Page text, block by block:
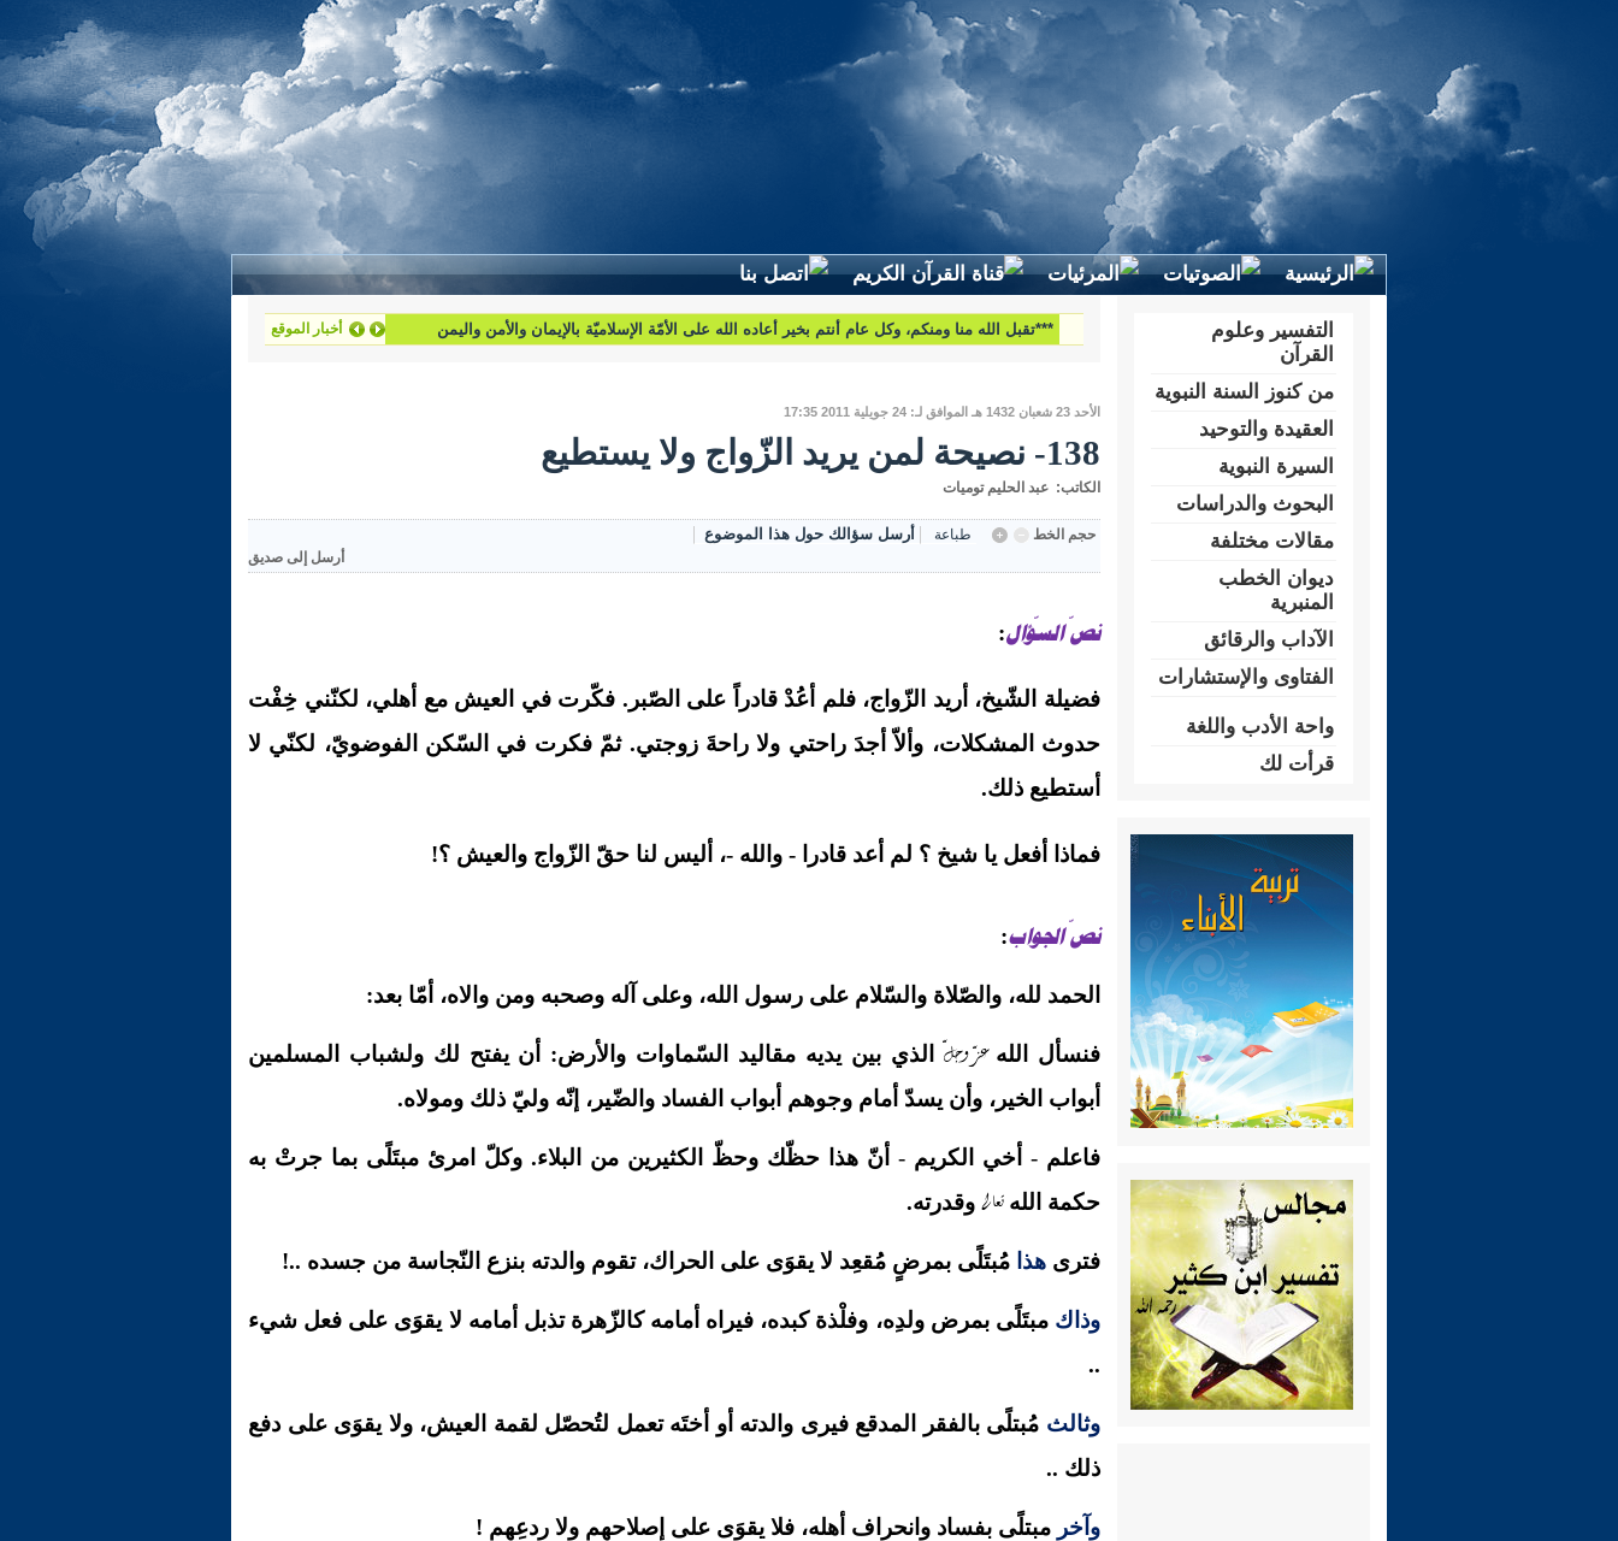
أخبار الموقع
***تقبل الله منا ومنكم، وكل عام أنتم بخير أعاده الله على الأمّة الإسلاميّة بالإيمان والأمن واليمن
لطرح استفساراتكم وأسئلتكم واقتراحاتكم اتّصلوا بنا على البريد التّالي:
الأحد 23 شعبان 1432 هـ الموافق لـ: 24 جويلية 2011 17:35
138- نصيحة لمن يريد الزّواج ولا يستطيع
الكاتب: عبد الحليم توميات
حجم الخط طباعة أرسل سؤالك حول هذا الموضوع
أرسل إلى صديق
نصّ السّؤال:
فضيلة الشّيخ، أريد الزّواج، فلم أعُدْ قادراً على الصّبر. فكّرت في العيش مع أهلي، لكنّني خِفْت
حدوث المشكلات، وألاّ أجدَ راحتي ولا راحةَ زوجتي. ثمّ فكرت في السّكن الفوضويّ، لكنّي لا
أستطيع ذلك.
فماذا أفعل يا شيخ ؟ لم أعد قادرا - والله -، أليس لنا حقّ الزّواج والعيش ؟!
نصّ الجواب:
الحمد لله، والصّلاة والسّلام على رسول الله، وعلى آله وصحبه ومن والاه، أمّا بعد:
فنسأل اللهعزّ وجلّ الذي بين يديه مقاليد السّماوات والأرض: أن يفتح لك ولشباب المسلمين
أبواب الخير، وأن يسدّ أمام وجوهم أبواب الفساد والضّير، إنّه وليّ ذلك ومولاه.
فاعلم - أخي الكريم - أنّ هذا حظّك وحظّ الكثيرين من البلاء. وكلّ امرئ مبتَلًى بما جرتْ به
حكمة اللهتعالى وقدرته.
فترى هذا مُبتَلًى بمرضٍ مُقعِد لا يقوَى على الحراك، تقوم والدته بنزع النّجاسة من جسده ..!
وذاك مبتَلًى بمرض ولدِه، وفلْذة كبده، فيراه أمامه كالزّهرة تذبل أمامه لا يقوَى على فعل شيء
..
وثالث مُبتلًى بالفقر المدقع فيرى والدته أو أختَه تعمل لتُحصّل لقمة العيش، ولا يقوَى على دفع
ذلك ..
وآخر مبتلًى بفساد وانحراف أهله، فلا يقوَى على إصلاحهم ولا ردعِهم !
التفسير وعلوم
القرآن
من كنوز السنة النبوية
العقيدة والتوحيد
السيرة النبوية
البحوث والدراسات
مقالات مختلفة
ديوان الخطب
المنبرية
الآداب والرقائق
الفتاوى والإستشارات
واحة الأدب واللغة
قرأت لك